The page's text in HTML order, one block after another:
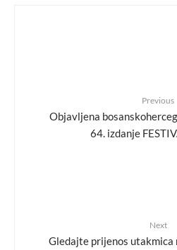
Previous
Objavljena
64. izdanje
Next
Gledajte prijenos utakmica